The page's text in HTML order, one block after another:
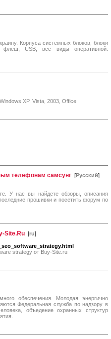
Корпуса системных блоков, блоки
USB, все виды оперативной.
XP, Vista, 2003, Office
телефонам самсунг [Русский]
У нас вы найдете обзоры, описания
прошивки и посетить форум по
Site.Ru [ru]
strategy от Buy-Site.ru
обеспечения. Молодая энергично
Федеральная служба по надзору в
объедение охранных структур